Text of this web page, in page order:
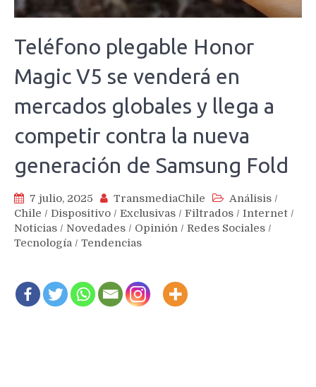
Teléfono plegable Honor
Magic V5 se venderá en
mercados globales y llega a
competir contra la nueva
generación de Samsung Fold
7 julio, 2025 TransmediaChile Análisis /
Chile / Dispositivo / Exclusivas / Filtrados / Internet /
Noticias / Novedades / Opinión / Redes Sociales /
Tecnología / Tendencias